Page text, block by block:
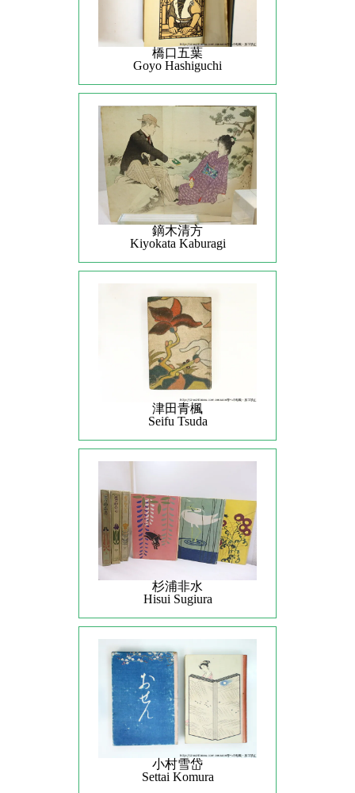
橋口五葉
Goyo Hashiguchi
鏑木清方
Kiyokata Kaburagi
津田青楓
Seifu Tsuda
杉浦非水
Hisui Sugiura
小村雪岱
Settai Komura